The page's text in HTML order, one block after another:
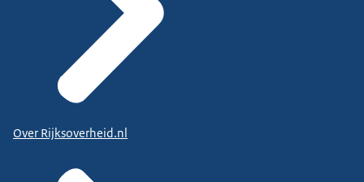
Over Rijksoverheid.nl